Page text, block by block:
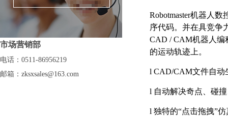
Robotmaster机器人数
序代码。并在具竞争
CAD / CAM机器人编
的运动轨迹上。
l CAD/CAM文件自动
l 自动解决奇点、碰
l 独特的“点击拖拽”仿
市场营销部
电话：0511-86956219
邮箱： zksxsales@163.com